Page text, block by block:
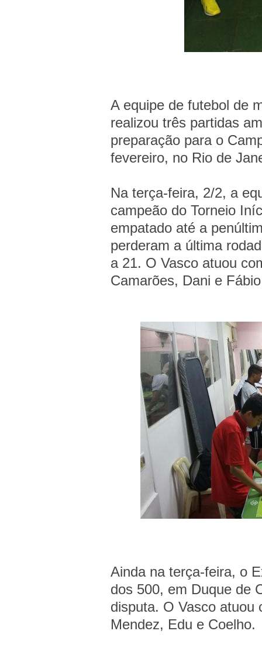
A equipe de futebol de
realizou três partidas
preparação para o
fevereiro, no Rio de
Na terça-feira, 2/2, a
campeão do Torneio
empatado até a
perderam a última
a 21. O Vasco atuou
Camarões, Dani e
Ainda na terça-feira, o
dos 500, em Duque de
disputa. O Vasco atuou
Mendez, Edu e Coelho.